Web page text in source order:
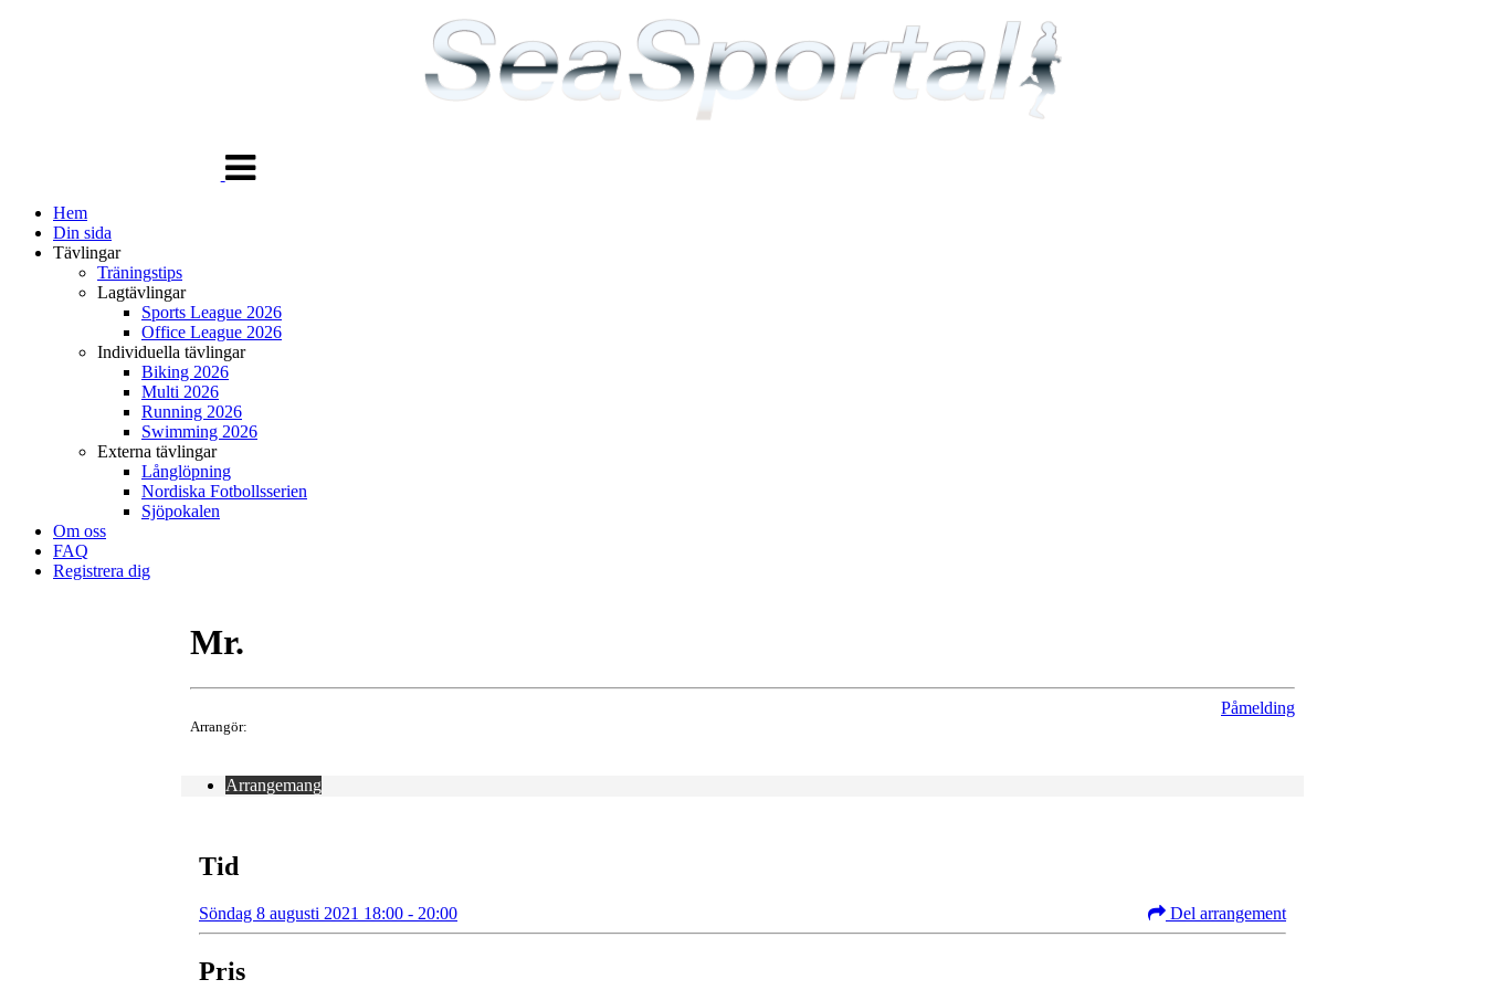
navigering
Hem
Din sida
Tävlingar
Träningstips
Lagtävlingar
Sports League 2026
Office League 2026
Individuella tävlingar
Biking 2026
Multi 2026
Running 2026
Swimming 2026
Externa tävlingar
Långlöpning
Nordiska Fotbollsserien
Sjöpokalen
Om oss
FAQ
Registrera dig
Mr.
Arrangör:
Påmelding
Arrangemang
Tid
Söndag 8 augusti 2021 18:00 - 20:00 Del arrangement
Pris